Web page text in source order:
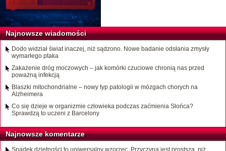
Najnowsze wiadomości
Dodo widział świat inaczej, niż sądzono. Nowe badanie odsłania zmysły
wymarłego ptaka
Zakażenie dróg moczowych – jak komórki czuciowe chronią nas przed
poważną infekcją
Blaszki mitochondrialne – nowy typ patologii w mózgach chorych na
Alzheimera
Co się dzieje w organizmie człowieka podczas zaćmienia Słońca?
Sprawdzą to uczeni z Barcelony
Najnowsze komentarze